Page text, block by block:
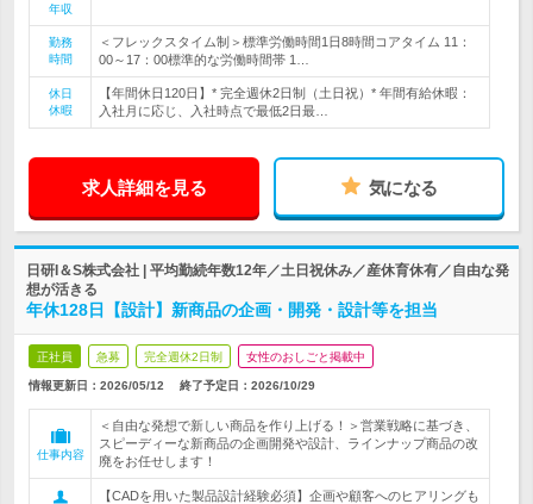
年収
勤務
時間
＜フレックスタイム制＞標準労働時間1日8時間コアタイム 11：
00～17：00標準的な労働時間帯 1…
休日
休暇
【年間休日120日】* 完全週休2日制（土日祝）* 年間有給休暇：
入社月に応じ、入社時点で最低2日最…
求人詳細を見る 気になる
日研I＆S株式会社 | 平均勤続年数12年／土日祝休み／産休育休有／自由な発
想が活きる
年休128日【設計】新商品の企画・開発・設計等を担当
正社員 急募 完全週休2日制 女性のおしごと掲載中
情報更新日：2026/05/12 終了予定日： 2026/10/29
仕事内容
＜自由な発想で新しい商品を作り上げる！＞営業戦略に基づき、
スピーディーな新商品の企画開発や設計、ラインナップ商品の改
廃をお任せします！
【CADを用いた製品設計経験必須】企画や顧客へのヒアリングも